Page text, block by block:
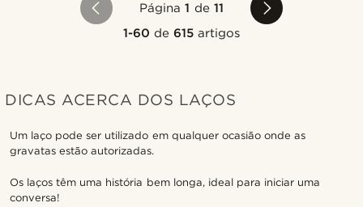
Página1 de 11
1-60 de615 artigos
DICAS ACERCA DOS LAÇOS
Um laço pode ser utilizado em qualquer ocasião onde as
gravatas estão autorizadas.
Os laços têm uma história bem longa, ideal para iniciar uma
conversa!